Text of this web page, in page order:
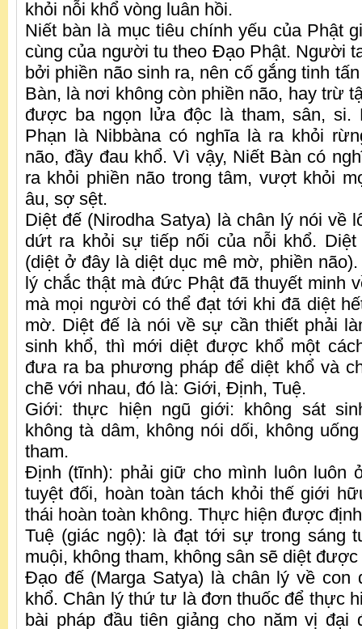
khỏi nỗi khổ vòng luân hồi.
Niết bàn là mục tiêu chính yếu của Phật
cùng của người tu theo Đạo Phật. Người
bởi phiền não sinh ra, nên cố gắng tinh
Bàn, là nơi không còn phiền não, hay trừ
được ba ngọn lửa độc là tham, sân, si.
Phạn là Nibbàna có nghĩa là ra khỏi
não, đầy đau khổ. Vì vậy, Niết Bàn có
ra khỏi phiền não trong tâm, vượt khỏi
âu, sợ sệt.
Diệt đế (Nirodha Satya) là chân lý nói về
dứt ra khỏi sự tiếp nối của nỗi khổ.
(diệt ở đây là diệt dục mê mờ, phiền
lý chắc thật mà đức Phật đã thuyết minh
mà mọi người có thể đạt tới khi đã diệt
mờ. Diệt đế là nói về sự cần thiết phải
sinh khổ, thì mới diệt được khổ một
đưa ra ba phương pháp để diệt khổ và
chẽ với nhau, đó là: Giới, Định, Tuệ.
Giới: thực hiện ngũ giới: không sát
không tà dâm, không nói dối, không
tham.
Định (tĩnh): phải giữ cho mình luôn luôn
tuyệt đối, hoàn toàn tách khỏi thế giới
thái hoàn toàn không. Thực hiện được
Tuệ (giác ngộ): là đạt tới sự trong sáng
muội, không tham, không sân sẽ diệt được
Đạo đế (Marga Satya) là chân lý về con
khổ. Chân lý thứ tư là đơn thuốc để thực
bài pháp đầu tiên giảng cho năm vị